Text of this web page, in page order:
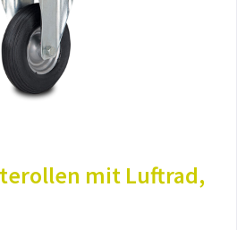
mit Luftrad,